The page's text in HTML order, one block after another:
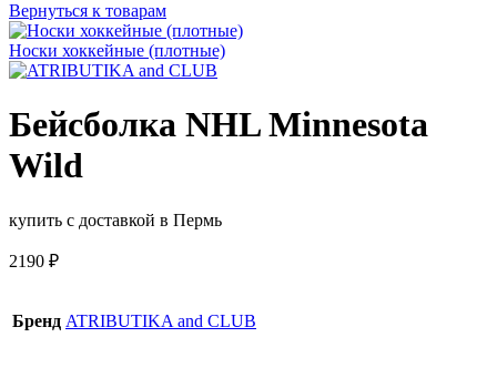
Вернуться к товарам
Носки хоккейные (плотные)
Бейсболка NHL Minnesota
Wild
купить с доставкой в Пермь
2190 ₽
Бренд ATRIBUTIKA and CLUB